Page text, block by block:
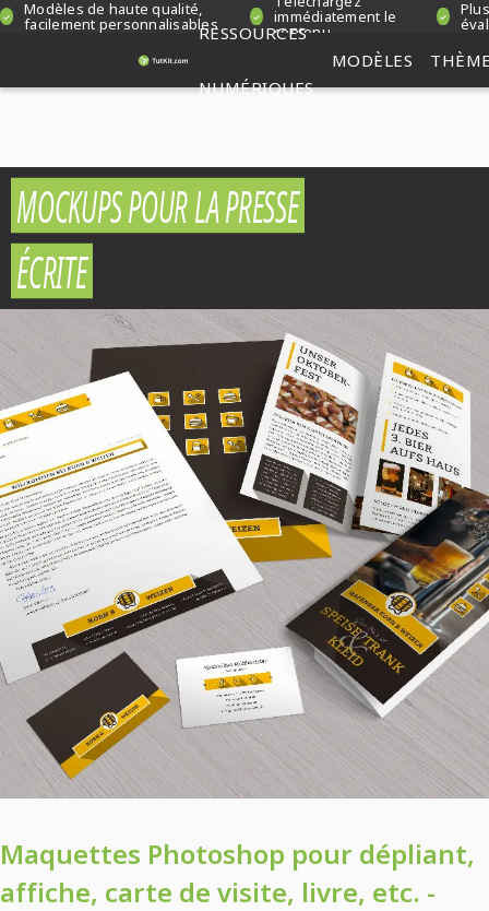
Modèles de haute qualité,
facilement personnalisables immédiatement le
contenu
RESSOURCES
NUMÉRIQUES
MODÈLES
MOCKUPS POUR LA PRESSE
ÉCRITE
Maquettes Photoshop pour dépliant,
affiche, carte de visite, livre, etc. -